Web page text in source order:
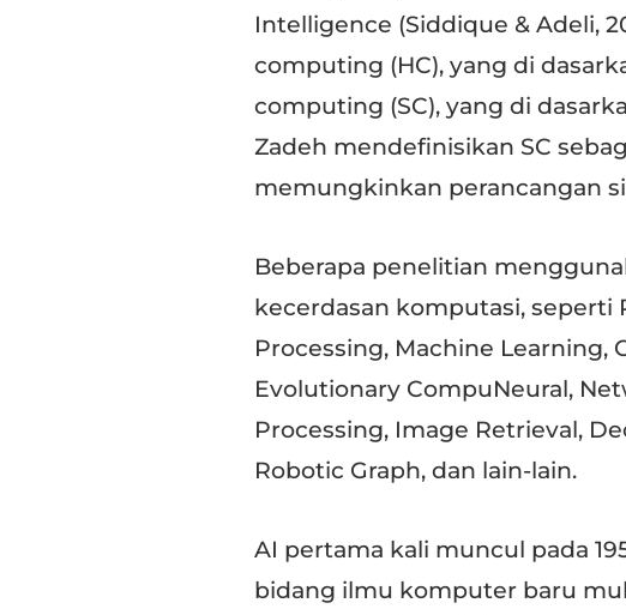
Intelligence (Siddique & Adeli,
computing (HC), yang di
computing (SC), yang di
Zadeh mendefinisikan SC
memungkinkan perancangan
Beberapa penelitian
kecerdasan komputasi, seperti
Processing, Machine
Evolutionary CompuNeural,
Processing, Image Retrieval,
Robotic Graph, dan lain-lain.
AI pertama kali muncul pada
bidang ilmu komputer baru